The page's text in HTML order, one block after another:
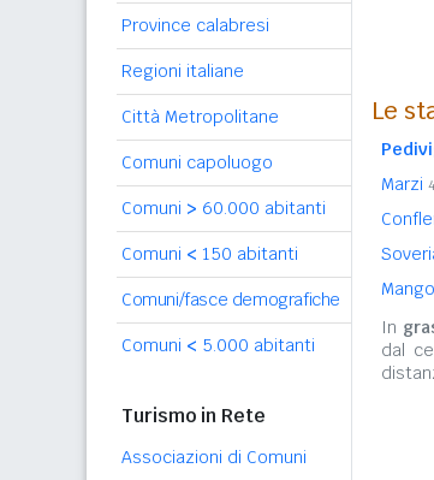
Province calabresi
Regioni italiane
Città Metropolitane
Comuni capoluogo
Comuni > 60.000 abitanti
Comuni < 150 abitanti
Comuni/fasce demografiche
Comuni < 5.000 abitanti
Turismo in Rete
Associazioni di Comuni
Le
Marzi
In
dal